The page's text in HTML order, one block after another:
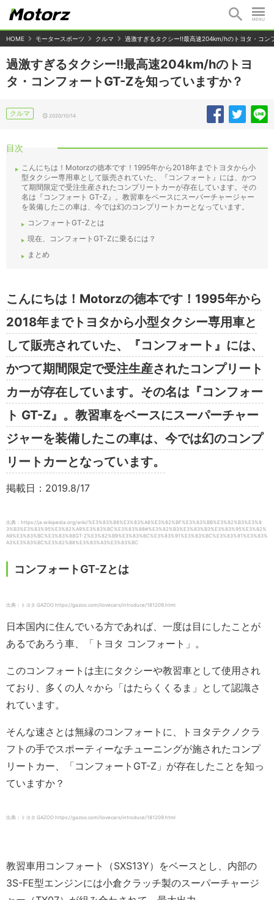
HOME モータースポーツ クルマ 過激すぎるタクシー!!最高速204km/hのトヨタ・コン
過激すぎるタクシー!!最高速204km/hのトヨ
タ・コンフォートGT-Zを知っていますか？
クルマ 2020/10/14
目次
こんにちは！Motorzの徳本です！1995年から2018年までトヨタから小
型タクシー専用車として販売されていた、『コンフォート』には、かつ
て期間限定で受注生産されたコンプリートカーが存在しています。その
名は『コンフォート GT-Z』。教習車をベースにスーパーチャージャー
を装備したこの車は、今では幻のコンプリートカーとなっています。
コンフォートGT-Zとは
現在、コンフォートGT-Zに乗るには？
まとめ
こんにちは！Motorzの徳本です！1995年から
2018年までトヨタから小型タクシー専用車と
して販売されていた、『コンフォート』には、
かつて期間限定で受注生産されたコンプリート
カーが存在しています。その名は『コンフォー
ト GT-Z』。教習車をベースにスーパーチャー
ジャーを装備したこの車は、今では幻のコンプ
リートカーとなっています。
掲載日：2019.8/17
出典：https://ja.wikipedia.org/wiki/%E3%83%88%E3%83%A8%E3%82%BF%E3%83%BB%E3%82%B3%E3%8
3%B3%E3%83%95%E3%82%A9%E3%83%BC%E3%83%88#%E3%82%B3%E3%83%B3%E3%83%95%E3%82%
A9%E3%83%BC%E3%83%88GT-Z%E3%82%B9%E3%83%BC%E3%83%91%E3%83%BC%E3%83%81%E3%83%
A3%E3%83%BC%E3%82%B8%E3%83%A3%E3%83%BC
コンフォートGT-Zとは
出典：トヨタ GAZOO https://gazoo.com/ilovecars/introduce/181209.html
日本国内に住んでいる方であれば、一度は目にしたことが
あるであろう車、「トヨタ コンフォート」。
このコンフォートは主にタクシーや教習車として使用され
ており、多くの人々から「はたらくくるま」として認識さ
れています。
そんな速さとは無縁のコンフォートに、トヨタテクノクラ
フトの手でスポーティーなチューニングが施されたコンプ
リートカー、「コンフォートGT-Z」が存在したことを知っ
ていますか？
出典：トヨタ GAZOO https://gazoo.com/ilovecars/introduce/181209.html
教習車用コンフォート（SXS13Y）をベースとし、内部の
3S-FE型エンジンには小倉クラッチ製のスーパーチャージ